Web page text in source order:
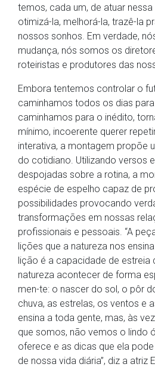
temos, cada um, de atuar
otimizá-la, melhorá-la, trazê-la
nossos sonhos. Em verdade,
mudança, nós somos os
roteiristas e produtores das
Embora tentemos controlar o
caminhamos todos os dias
caminhamos para o inédito,
mínimo, incoerente querer
interativa, a montagem propõe
do cotidiano. Utilizando versos
despojadas sobre a rotina, a
espécie de espelho capaz de
possibilidades provocando
transformações em nossas
profissionais e pessoais. “A
lições que a natureza nos
lição é a capacidade de estreia
natureza acontecer de forma
men-te: o nascer do sol, o pôr
chuva, as estrelas, os ventos e
ensina a toda gente, mas, às
que somos, não vemos o lindo
oferece e as dicas que ela
de nossa vida diária”, diz a atriz